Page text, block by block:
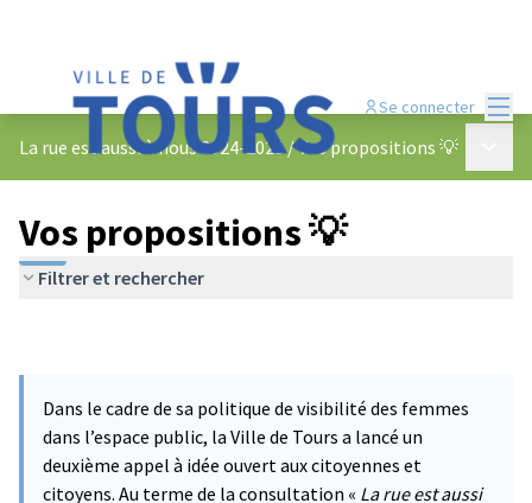
Se connecter
La rue est aussi à nous 2024-2025 /Vos propositions 💡
Vos propositions 💡
Filtrer et rechercher
Dans le cadre de sa politique de visibilité des femmes
dans l’espace public, la Ville de Tours a lancé un
deuxième appel à idée ouvert aux citoyennes et
citoyens. Au terme de la consultation « La rue est aussi